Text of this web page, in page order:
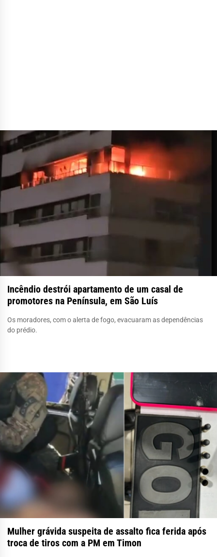
Incêndio destrói apartamento de um casal de
promotores na Península, em São Luís
Os moradores, com o alerta de fogo, evacuaram as dependências
do prédio.
Mulher grávida suspeita de assalto fica ferida após
troca de tiros com a PM em Timon